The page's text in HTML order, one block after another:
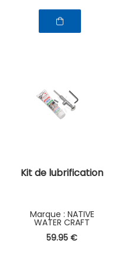
Kit de lubrification
NATIVE
WATER CRAFT
59.95 €